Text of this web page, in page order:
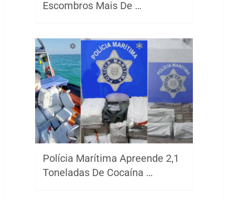
Escombros Mais De …
Polícia Marítima Apreende 2,1
Toneladas De Cocaína …